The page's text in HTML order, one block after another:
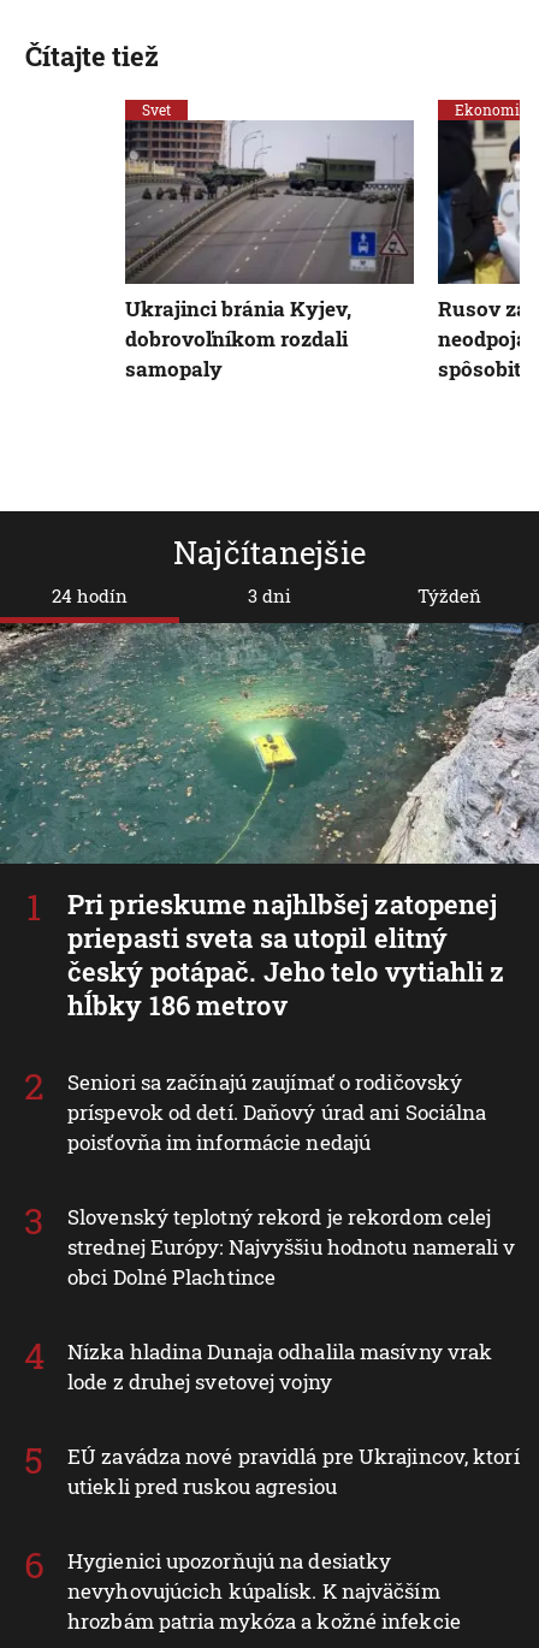
Najčítanejšie
24 hodín
Pri prieskume najhlbšej zatopenej
priepasti sveta sa utopil elitný
český potápač. Jeho telo vytiahli z
hĺbky 186 metrov
Seniori sa začínajú zaujímať o rodičovský
príspevok od detí. Daňový úrad ani Sociálna
poisťovňa im informácie nedajú
Slovenský teplotný rekord je rekordom celej
strednej Európy: Najvyššiu hodnotu namerali v
obci Dolné Plachtince
Nízka hladina Dunaja odhalila masívny vrak
lode z druhej svetovej vojny
EÚ zavádza nové pravidlá pre Ukrajincov, ktorí
utiekli pred ruskou agresiou
Hygienici upozorňujú na desiatky
nevyhovujúcich kúpalísk. K najväčším
hrozbám patria mykóza a kožné infekcie
3 dni Týždeň
Čítajte tiež
Svet
Ukrajinci bránia Kyjev,
dobrovoľníkom rozdali
samopaly
Ekonomika
Rusov
spôsobiť